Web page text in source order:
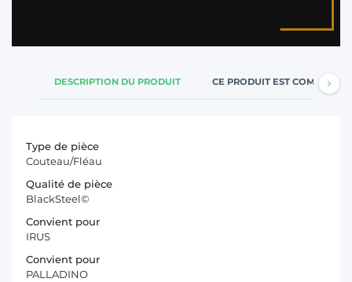
DESCRIPTION DU PRODUIT CE PRODUIT EST
Type de pièce
Couteau/Fléau
Qualité de pièce
BlackSteel©
Convient pour
IRUS
Convient pour
PALLADINO